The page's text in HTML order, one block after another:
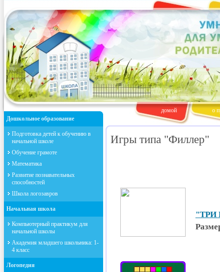
домой
о
Дошкольное образование
Подготовка детей к обучению в
начальной школе
Обучение грамоте
Математика
Развитие познавательных
способностей
Школа логозавров
Начальная школа
Компьютерный практикум для
начальной школы
Академия младшего школьника: 1-
4 класс
Логопедия
Игры типа "Филлер"
"ТРИ